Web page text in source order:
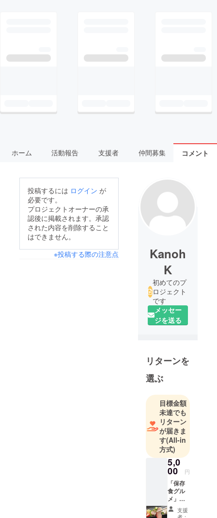
ホーム 活動報告 支援者 仲間募集 コメント
投稿するには ログイン が
必要です。
プロジェクトオーナーの承
認後に掲載されます。承認
された内容を削除すること
はできません。
※投稿する際の注意点
Kanoh
K
初めてのプ
ロジェクト
です
メッセー
ジを送る
リターンを
選ぶ
目標金額
未達でも
リターン
が届きま
す(All-in
方式)
5,0
00 円
「保存
食グル
メ」モ
ニター
お試し
支援